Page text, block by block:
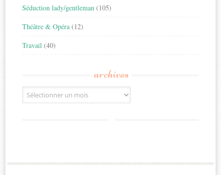
Séduction lady/gentleman (105)
Théâtre & Opéra (12)
Travail (40)
archives
Archives